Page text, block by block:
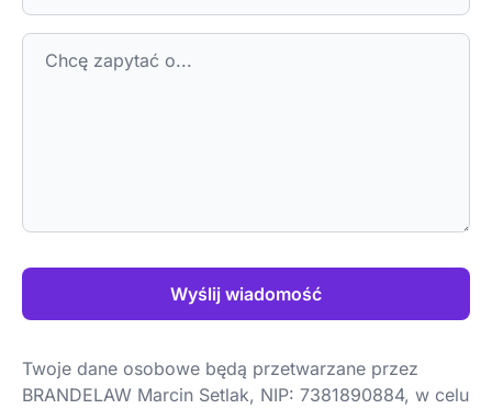
Wyślij wiadomość
Twoje dane osobowe będą przetwarzane przez
BRANDELAW Marcin Setlak, NIP: 7381890884, w celu